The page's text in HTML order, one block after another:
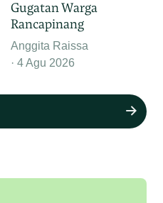
Gugatan Warga
Rancapinang
Anggita Raissa
4 Agu 2026